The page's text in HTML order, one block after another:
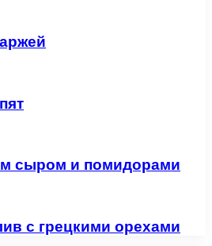
сыром и помидорами
с грецкими орехами